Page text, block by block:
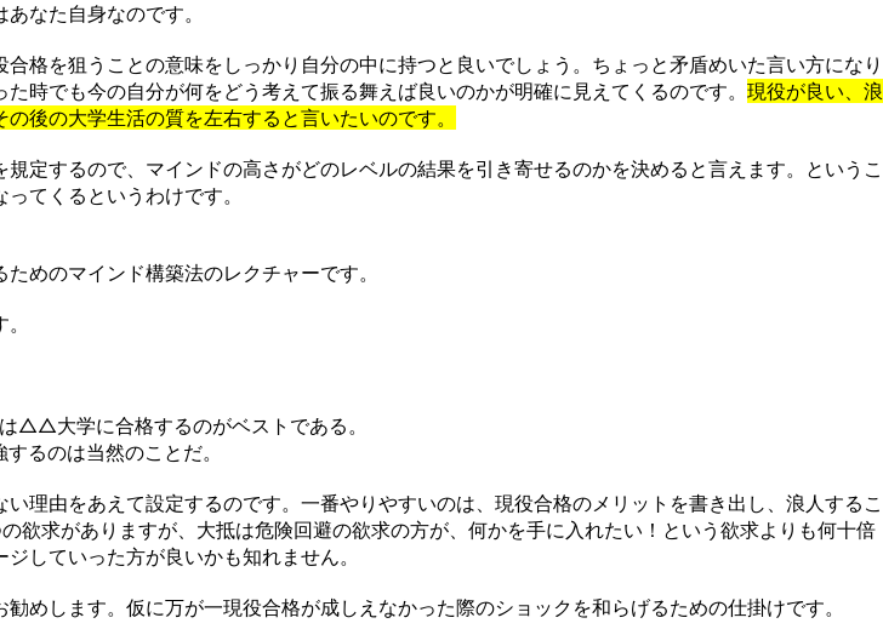
なた自身なのです。
格を狙うことの意味をしっかり自分の中に持つと良いでしょう。ちょっと矛盾めいた言い方になり
時でも今の自分が何をどう考えて振る舞えば良いのかが明確に見えてくるのです。 現役が良い、浪
後の大学生活の質を左右すると言いたいのです。
定するので、マインドの高さがどのレベルの結果を引き寄せるのかを決めると言えます。というこ
てくるというわけです。
めのマインド構築法のレクチャーです。
大学に合格するのがベストである。
るのは当然のことだ。
理由をあえて設定するのです。一番やりやすいのは、現役合格のメリットを書き出し、浪人するこ
求がありますが、大抵は危険回避の欲求の方が、何かを手に入れたい！という欲求よりも何十倍
していった方が良いかも知れません。
めします。仮に万が一現役合格が成しえなかった際のショックを和らげるための仕掛けです。